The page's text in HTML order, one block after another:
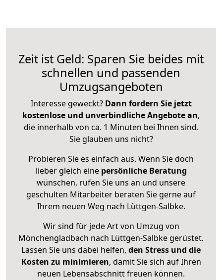
Zeit ist Geld: Sparen Sie beides mit
schnellen und passenden
Umzugsangeboten
Interesse geweckt? Dann fordern Sie jetzt
kostenlose und unverbindliche Angebote an,
die innerhalb von ca. 1 Minuten bei Ihnen sind.
Sie glauben uns nicht?
Probieren Sie es einfach aus. Wenn Sie doch
lieber gleich eine persönliche Beratung
wünschen, rufen Sie uns an und unsere
geschulten Mitarbeiter beraten Sie gerne auf
Ihrem neuen Weg nach Lüttgen-Salbke.
Wir sind für jede Art von Umzug von
Mönchengladbach nach Lüttgen-Salbke gerüstet.
Lassen Sie uns dabei helfen, den Stress und die
Kosten zu minimieren, damit Sie sich auf Ihren
neuen Lebensabschnitt freuen können.